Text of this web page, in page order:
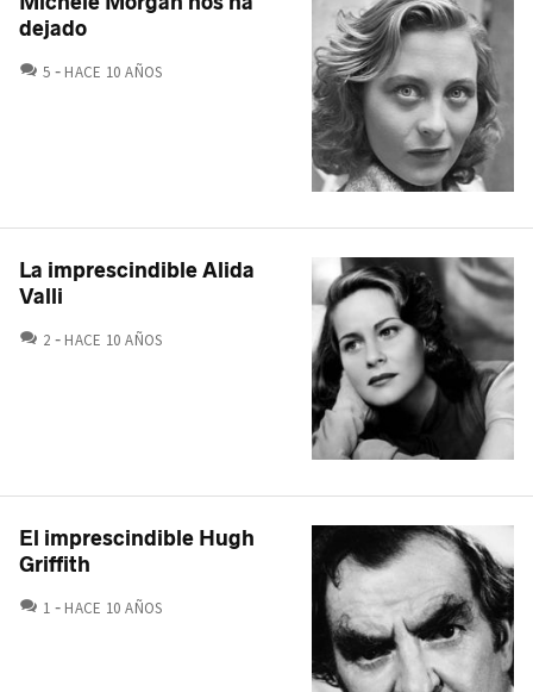
dejado
5 COMENTARIOS
HACE 10 AÑOS
La imprescindible Alida
Valli
2 COMENTARIOS
HACE 10 AÑOS
El imprescindible Hugh
Griffith
1 COMENTARIOS
HACE 10 AÑOS